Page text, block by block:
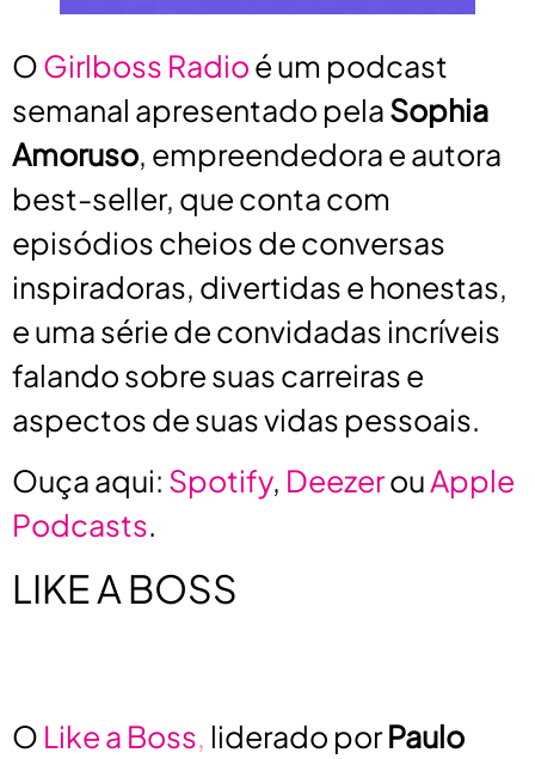
OGirlboss Radioé um podcast
semanal apresentado pelaSophia
Amoruso, empreendedora e autora
best-seller, que conta com
episódios cheios de conversas
inspiradoras, divertidas e honestas,
e uma série de convidadas incríveis
falando sobre suas carreiras e
aspectos de suas vidas pessoais.
Ouça aqui: Spotify, DeezerouApple
Podcasts.
LIKE A BOSS
O Like a Boss, liderado porPaulo